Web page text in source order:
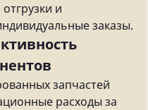
и
заказы.
запчастей
расходы за